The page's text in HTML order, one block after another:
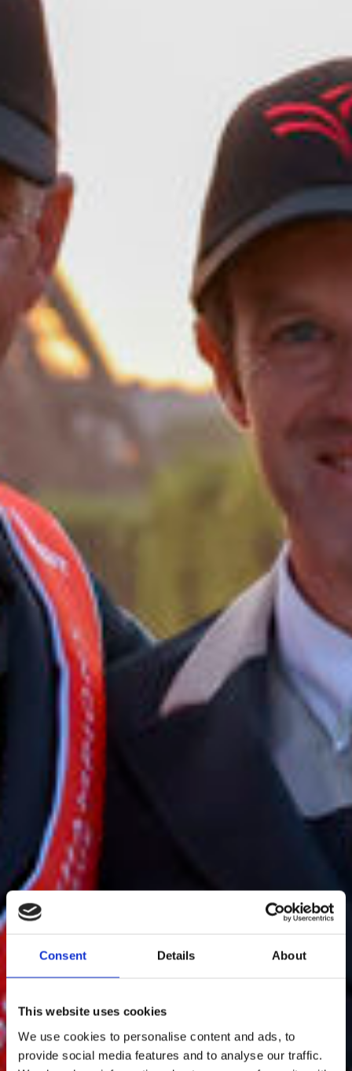
Consent Details About
This website uses cookies
We use cookies to personalise content and ads, to
provide social media features and to analyse our traffic.
LGCT
Unternehmen
Über uns
LWEA